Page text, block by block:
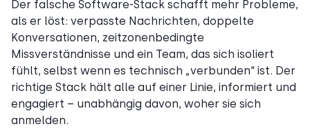
Der falsche Software-Stack schafft mehr Probleme,
als er löst: verpasste Nachrichten, doppelte
Konversationen, zeitzonenbedingte
Missverständnisse und ein Team, das sich isoliert
fühlt, selbst wenn es technisch „verbunden“ ist. Der
richtige Stack hält alle auf einer Linie, informiert und
engagiert – unabhängig davon, woher sie sich
anmelden.